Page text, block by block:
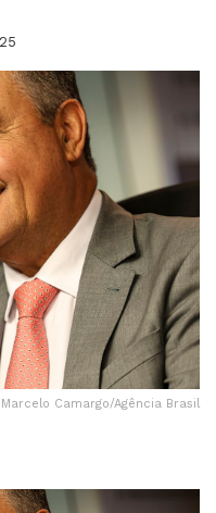
Camargo/Agência Brasil